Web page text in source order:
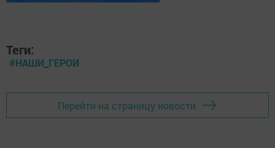
Теги:
#НАШИ_ГЕРОИ
Перейти на страницу новости